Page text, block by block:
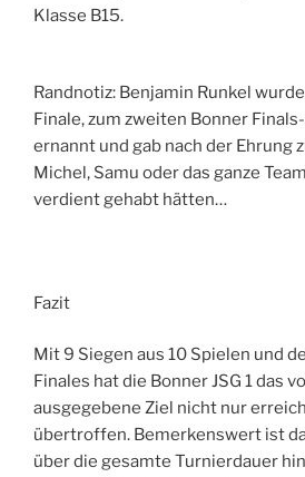
Klasse B15.
Randnotiz: Benjamin Runkel
Finale, zum zweiten Bonner
ernannt und gab nach der Ehrung
Michel, Samu oder das ganze
verdient gehabt hätten…
Fazit
Mit 9 Siegen aus 10 Spielen und
Finales hat die Bonner JSG 1 das
ausgegebene Ziel nicht nur
übertroffen. Bemerkenswert ist
über die gesamte Turnierdauer